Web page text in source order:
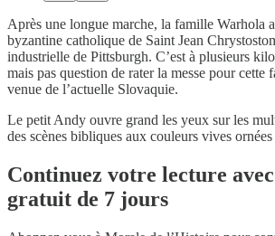
Après une longue marche, la famille Warhola
byzantine catholique de Saint Jean
industrielle de Pittsburgh. C’est à plusieurs
mais pas question de rater la messe pour cette
venue de l’actuelle Slovaquie.
Le petit Andy ouvre grand les yeux sur les
des scènes bibliques aux couleurs vives
Continuez votre lecture
gratuit de 7 jours